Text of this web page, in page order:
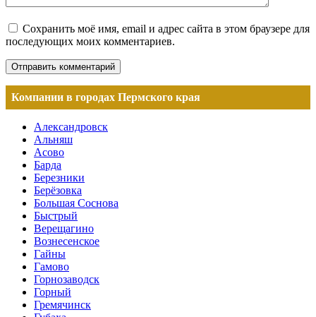
Сохранить моё имя, email и адрес сайта в этом браузере для
последующих моих комментариев.
Компании в городах Пермского края
Александровск
Альняш
Асово
Барда
Березники
Берёзовка
Большая Соснова
Быстрый
Верещагино
Вознесенское
Гайны
Гамово
Горнозаводск
Горный
Гремячинск